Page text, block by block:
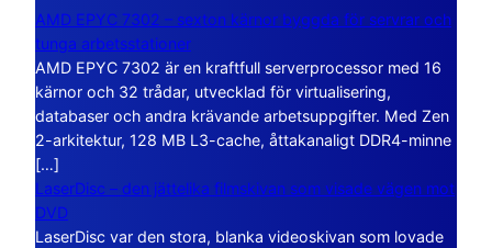
AMD EPYC 7302 – sexton kärnor byggda för servrar och
tunga arbetsstationer
AMD EPYC 7302 är en kraftfull serverprocessor med 16
kärnor och 32 trådar, utvecklad för virtualisering,
databaser och andra krävande arbetsuppgifter. Med Zen
2-arkitektur, 128 MB L3-cache, åttakanaligt DDR4-minne
[…]
LaserDisc – den jättelika filmskivan som visade vägen mot
DVD
LaserDisc var den stora, blanka videoskivan som lovade